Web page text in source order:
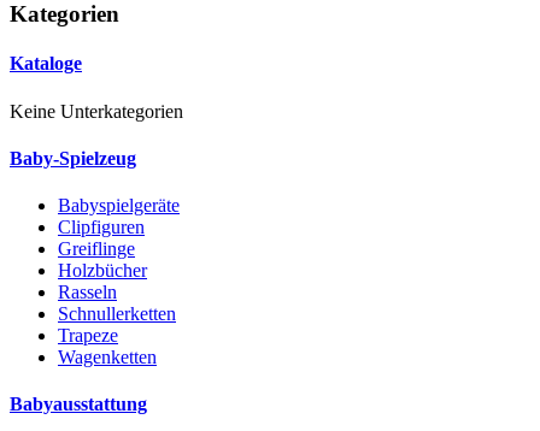
Kategorien
Kataloge
Keine Unterkategorien
Baby-Spielzeug
Babyspielgeräte
Clipfiguren
Greiflinge
Holzbücher
Rasseln
Schnullerketten
Trapeze
Wagenketten
Babyausstattung